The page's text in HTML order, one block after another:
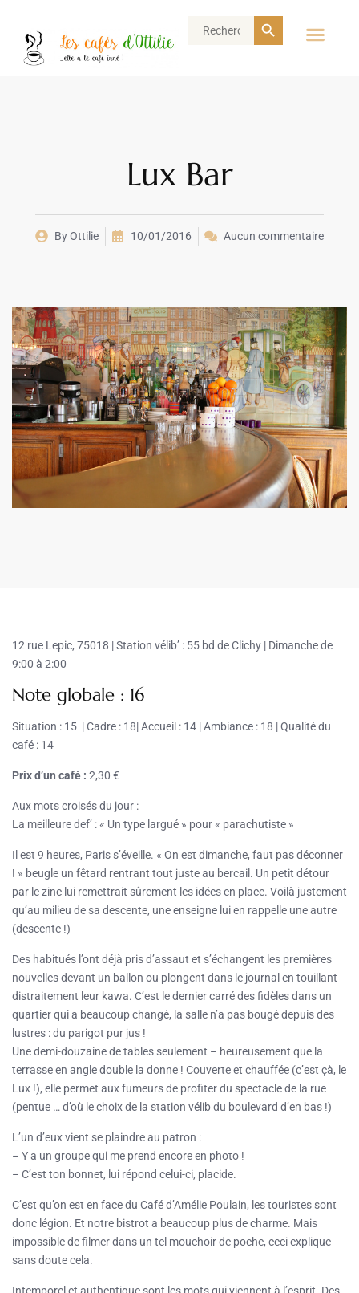
Search
Search Button
Lux Bar
ByOttilie 10/01/2016 Aucun commentaire
12 rue Lepic, 75018 | Station vélib’ : 55 bd de Clichy | Dimanche de
9:00 à 2:00
Note globale : 16
Situation : 15 | Cadre : 18| Accueil : 14 | Ambiance : 18 | Qualité du
café : 14
Prix d’un café : 2,30 €
Aux mots croisés du jour :
La meilleure def’ : « Un type largué » pour « parachutiste »
Il est 9 heures, Paris s’éveille. « On est dimanche, faut pas déconner
! » beugle un fêtard rentrant tout juste au bercail. Un petit détour
par le zinc lui remettrait sûrement les idées en place. Voilà justement
qu’au milieu de sa descente, une enseigne lui en rappelle une autre
(descente !)
Des habitués l’ont déjà pris d’assaut et s’échangent les premières
nouvelles devant un ballon ou plongent dans le journal en touillant
distraitement leur kawa. C’est le dernier carré des fidèles dans un
quartier qui a beaucoup changé, la salle n’a pas bougé depuis des
lustres : du parigot pur jus !
Une demi-douzaine de tables seulement – heureusement que la
terrasse en angle double la donne ! Couverte et chauffée (c’est çà, le
Lux !), elle permet aux fumeurs de profiter du spectacle de la rue
(pentue … d’où le choix de la station vélib du boulevard d’en bas !)
L’un d’eux vient se plaindre au patron :
– Y a un groupe qui me prend encore en photo !
– C’est ton bonnet, lui répond celui-ci, placide.
C’est qu’on est en face du Café d’Amélie Poulain, les touristes sont
donc légion. Et notre bistrot a beaucoup plus de charme. Mais
impossible de filmer dans un tel mouchoir de poche, ceci explique
sans doute cela.
Intemporel et authentique sont les mots qui viennent à l’esprit. Des